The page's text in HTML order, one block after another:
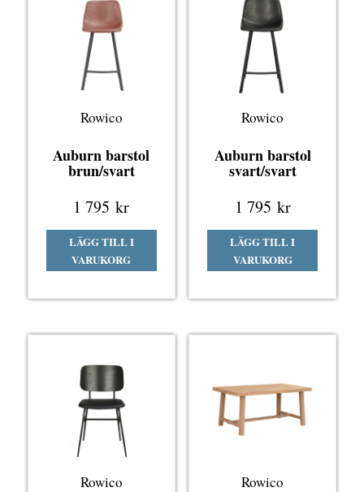
Rowico
Auburn barstol
brun/svart
1 795kr
LÄGG TILL I
VARUKORG
Rowico
Auburn barstol
svart/svart
1 795 kr
LÄGG TILL I
VARUKORG
Rowico Rowico